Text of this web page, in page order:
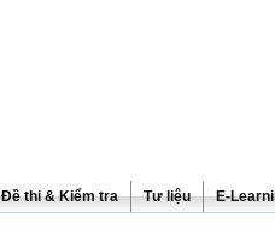
Đề thi & Kiểm tra Tư liệu E-